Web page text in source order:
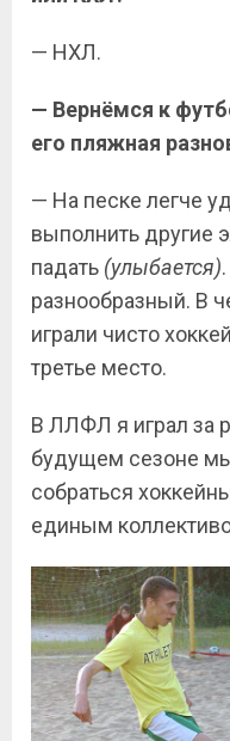
— НХЛ.
— Вернёмся к
его пляжная
— На песке легче
выполнить другие
падать (улыбается)
разнообразный. В
играли чисто
третье место.
В ЛЛФЛ я играл за
будущем сезоне
собраться
единым